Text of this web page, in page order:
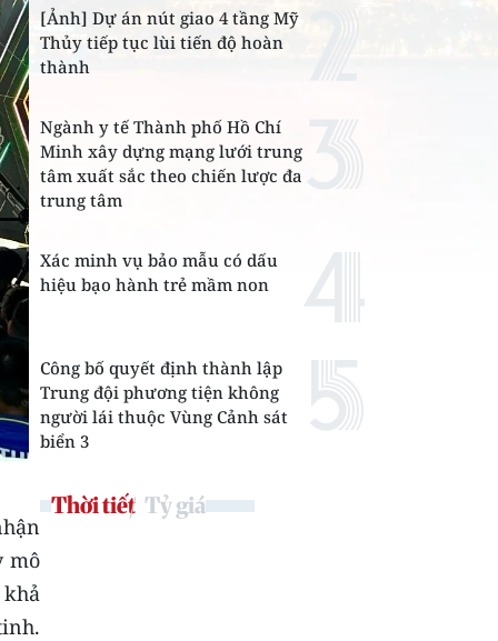
mô
[Ảnh] Dự án nút giao 4 tầng Mỹ
Thủy tiếp tục lùi tiến độ hoàn
thành
Ngành y tế Thành phố Hồ Chí
Minh xây dựng mạng lưới trung
tâm xuất sắc theo chiến lược đa
trung tâm
Xác minh vụ bảo mẫu có dấu
hiệu bạo hành trẻ mầm non
Công bố quyết định thành lập
Trung đội phương tiện không
người lái thuộc Vùng Cảnh sát
biển 3
Thời tiết Tỷ giá